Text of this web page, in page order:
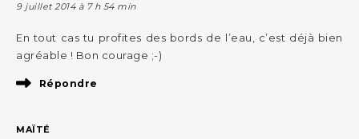
9 juillet 2014 à 7 h 54 min
En tout cas tu profites des bords de l’eau, c’est déjà bien
agréable ! Bon courage ;-)
Répondre
MAÏTÉ